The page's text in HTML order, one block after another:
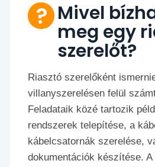
Mivel
meg egy
szerelőt?
Riasztó szerelőként
villanyszerelésen felül
Feladataik közé tartozik
rendszerek telepítése, a
kábelcsatornák szerelése,
dokumentációk készítése. A